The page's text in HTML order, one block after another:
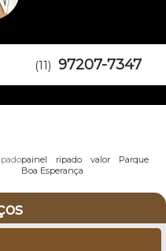
(11) 97207-7347
painel ripado valor Parque
Boa Esperança